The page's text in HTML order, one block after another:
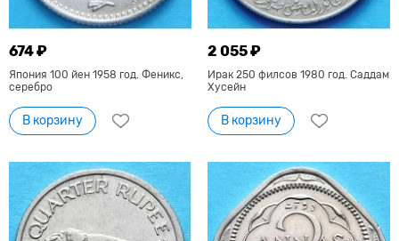
674 ₽
Япония 100 йен 1958 год. Феникс,
серебро
В корзину
2 055 ₽
Ирак 250 филсов 1980 год. Саддам
Хусейн
В корзину